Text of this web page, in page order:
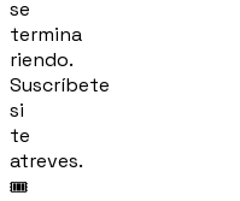
se
termina
riendo.
Suscríbete
si
te
atreves.
🎟️